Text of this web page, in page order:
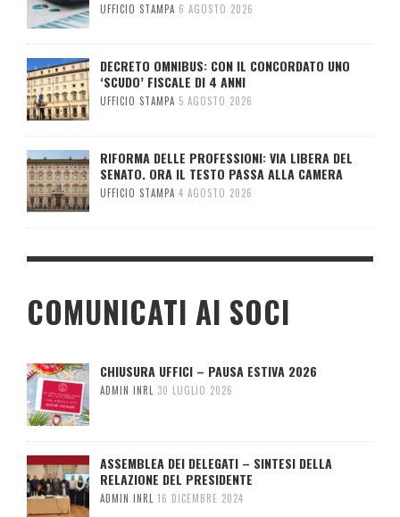
UFFICIO STAMPA 6 AGOSTO 2026
DECRETO OMNIBUS: CON IL CONCORDATO UNO
‘SCUDO’ FISCALE DI 4 ANNI
UFFICIO STAMPA 5 AGOSTO 2026
RIFORMA DELLE PROFESSIONI: VIA LIBERA DEL
SENATO. ORA IL TESTO PASSA ALLA CAMERA
UFFICIO STAMPA 4 AGOSTO 2026
COMUNICATI AI SOCI
CHIUSURA UFFICI – PAUSA ESTIVA 2026
ADMIN INRL 30 LUGLIO 2026
ASSEMBLEA DEI DELEGATI – SINTESI DELLA
RELAZIONE DEL PRESIDENTE
ADMIN INRL 16 DICEMBRE 2024